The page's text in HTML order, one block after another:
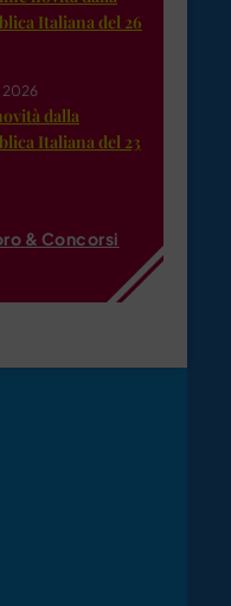
Italiana del 26
2026
dalla
Italiana del 23
& Concorsi